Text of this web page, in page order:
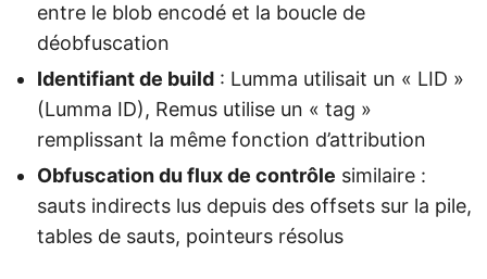
entre le blob encodé et la boucle de
déobfuscation
Identifiant de build : Lumma utilisait un « LID »
(Lumma ID), Remus utilise un « tag »
remplissant la même fonction d’attribution
Obfuscation du flux de contrôle similaire :
sauts indirects lus depuis des offsets sur la pile,
tables de sauts, pointeurs résolus